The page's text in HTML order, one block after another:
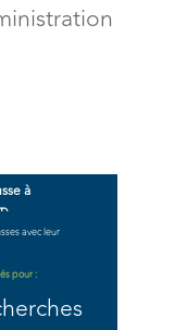
à
avec leur
pour :